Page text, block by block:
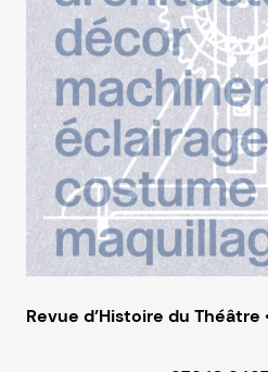
Revue d’Histoire du Théâtre